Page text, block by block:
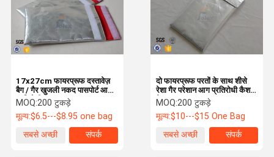
17x27cm फायरप्रूफ दस्तावेज़
बैग / गैर खुजली नकद पासपोर्ट आग
प्रतिरोधी पाउच
MOQ:200 टुकड़े
मूल्य:$6.5---$8.95 one bag
सबसे अच्छी
संपर्क
दो फायरप्रूफ परतों के साथ शीसे
रेशा गैर परेशान आग प्रतिरोधी कैश
बैग
MOQ:200 टुकड़े
मूल्य:$10---$15 One Bag
सबसे अच्छी
संपर्क